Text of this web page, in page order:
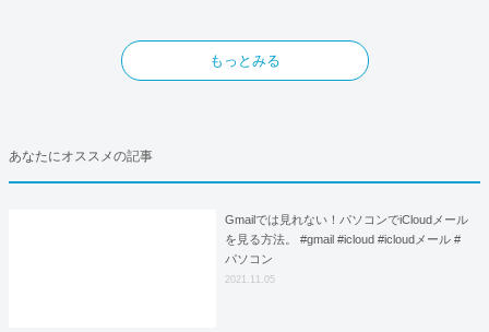
もっとみる
あなたにオススメの記事
Gmailでは見れない！パソコンでiCloudメール
を見る方法。 #gmail #icloud #icloudメール #
パソコン
2021.11.05